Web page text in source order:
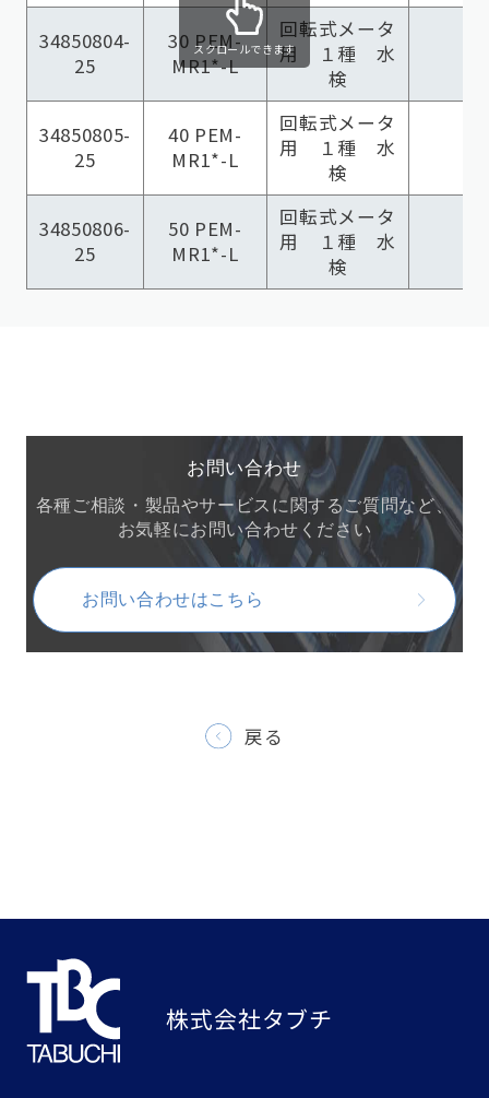
34850804-
25
30 PEM-
MR1*-L
回転式メータ
用 １種 水
検
34850805-
25
40 PEM-
MR1*-L
回転式メータ
用 １種 水
検
34850806-
25
50 PEM-
MR1*-L
回転式メータ
用 １種 水
検
スクロールできます
お問い合わせ
各種ご相談・製品やサービスに関するご質問など、
お気軽にお問い合わせください
お問い合わせはこちら
戻る
株式会社タブチ